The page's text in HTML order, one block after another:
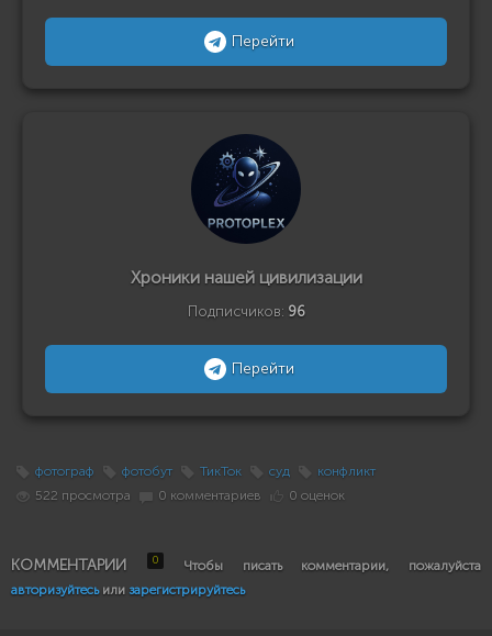
Перейти
Хроники нашей цивилизации
Подписчиков: 96
Перейти
фотограф фотобут ТикТок суд
конфликт
522 просмотра
0 комментариев 0 оценок
КОММЕНТАРИИ 0
Чтобы писать комментарии, пожалуйста
авторизуйтесьили зарегистрируйтесь